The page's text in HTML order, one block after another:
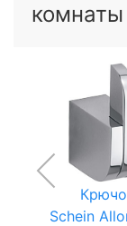
комнаты
Schein